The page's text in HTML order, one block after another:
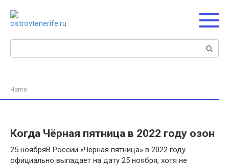
контенту
Поиск:
Home
Когда Чёрная пятница в 2022 году озон
25 ноябряВ России «Черная пятница» в 2022 году
официально выпадает на дату 25 ноября, хотя не